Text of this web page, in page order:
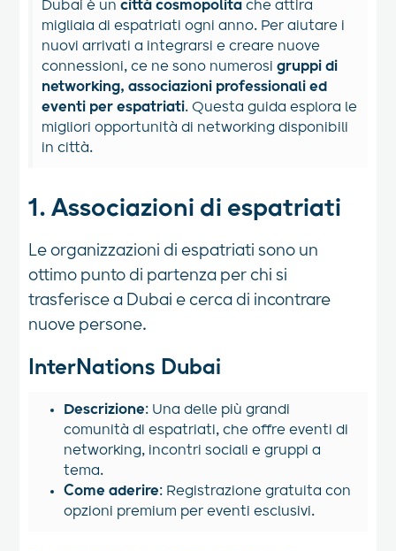
Dubai è uncittà cosmopolita che attira
migliaia di espatriati ogni anno. Per aiutare i
nuovi arrivati a integrarsi e creare nuove
connessioni, ce ne sono numerosigruppi di
networking, associazioni professionali ed
eventi per espatriati. Questa guida esplora le
migliori opportunità di networking disponibili
in città.
1. Associazioni di espatriati
Le organizzazioni di espatriati sono un
ottimo punto di partenza per chi si
trasferisce a Dubai e cerca di incontrare
nuove persone.
InterNations Dubai
Descrizione: Una delle più grandi
comunità di espatriati, che offre eventi di
networking, incontri sociali e gruppi a
tema.
Come aderire: Registrazione gratuita con
opzioni premium per eventi esclusivi.